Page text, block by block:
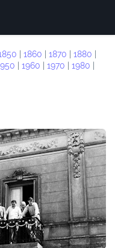
1860 1870 1880
1960 1970 1980